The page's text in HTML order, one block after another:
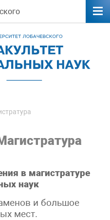
в магистратуре
наук
и большое
мест.